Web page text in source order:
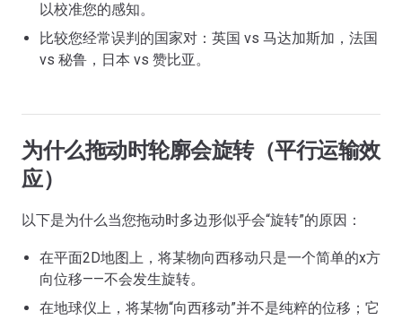
以校准您的感知。
比较您经常误判的国家对：英国 vs 马达加斯加，法国
vs 秘鲁，日本 vs 赞比亚。
为什么拖动时轮廓会旋转（平行运输效
应）
以下是为什么当您拖动时多边形似乎会“旋转”的原因：
在平面2D地图上，将某物向西移动只是一个简单的x方
向位移——不会发生旋转。
在地球仪上，将某物“向西移动”并不是纯粹的位移；它